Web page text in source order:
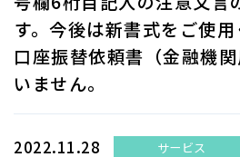
す。今後は新書式をご使用
口座振替依頼書（金融機
いません。
2022.11.28 サービス